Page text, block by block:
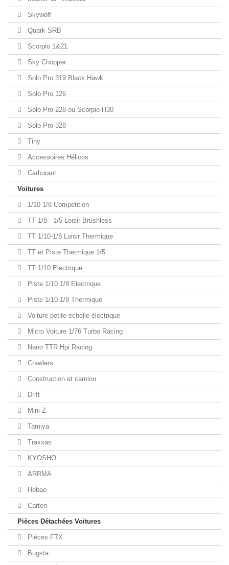
Skywolf
Quark SRB
Scorpio 1&21
Sky Chopper
Solo Pro 319 Black Hawk
Solo Pro 126
Solo Pro 228 ou Scorpio H30
Solo Pro 328
Tiny
Accessoires Hélicos
Carburant
Voitures
1/10 1/8 Competition
TT 1/8 - 1/5 Loisir Brushless
TT 1/10-1/8 Loisir Thermique
TT et Piste Thermique 1/5
TT 1/10 Electrique
Piste 1/10 1/8 Electrique
Piste 1/10 1/8 Thermique
Voiture petite échelle électrique
Micro Voiture 1/76 Turbo Racing
Nano TTR Hpi Racing
Crawlers
Construction et camion
Drift
Mini Z
Tamiya
Traxxas
KYOSHO
ARRMA
Hobao
Carten
Pièces Détachées Voitures
Pièces FTX
Bugsta